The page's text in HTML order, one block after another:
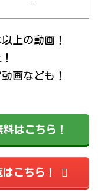
－
上の動画！
画なども！
はこちら！
こちら！